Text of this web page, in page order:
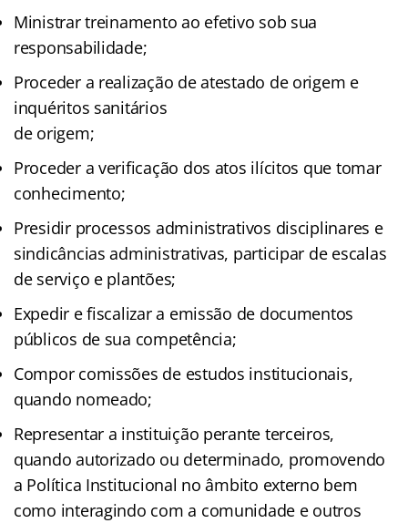
Ministrar treinamento ao efetivo sob sua
responsabilidade;
Proceder a realização de atestado de origem e
inquéritos sanitários
de origem;
Proceder a verificação dos atos ilícitos que tomar
conhecimento;
Presidir processos administrativos disciplinares e
sindicâncias administrativas, participar de escalas
de serviço e plantões;
Expedir e fiscalizar a emissão de documentos
públicos de sua competência;
Compor comissões de estudos institucionais,
quando nomeado;
Representar a instituição perante terceiros,
quando autorizado ou determinado, promovendo
a Política Institucional no âmbito externo bem
como interagindo com a comunidade e outros